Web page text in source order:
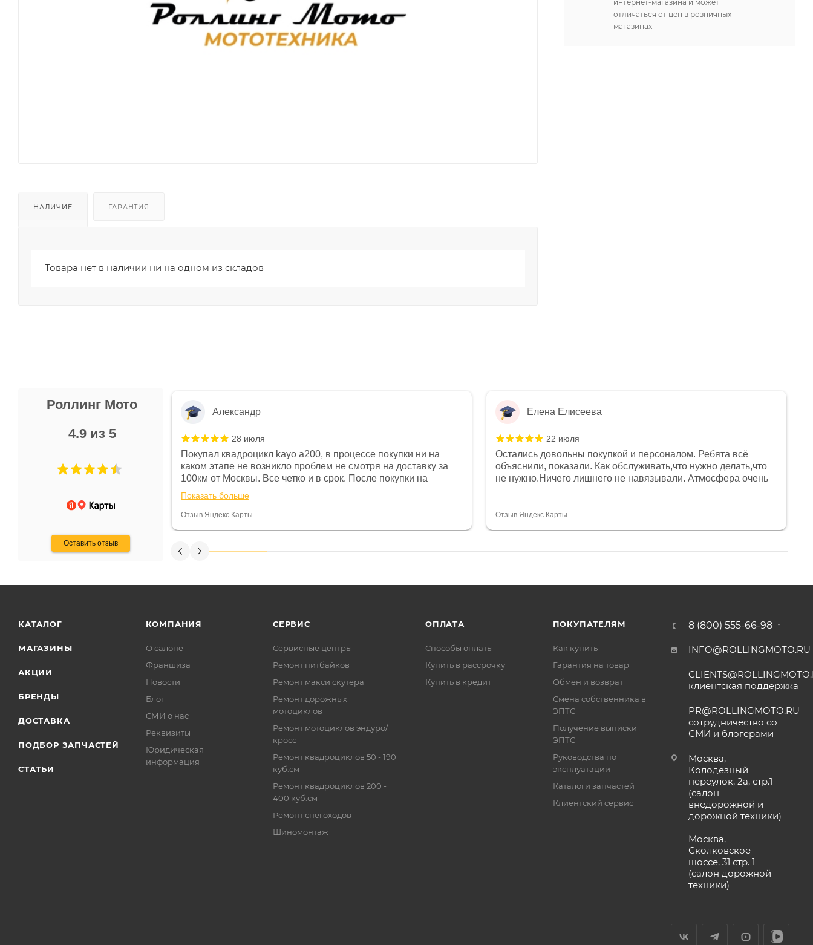
НАЛИЧИЕ ГАРАНТИЯ
Товара нет в наличии ни на одном из складов
интернет-магазина и может
отличаться от цен в розничных
магазинах
Роллинг Мото
4.9 из 5
Оставить отзыв
Не понравились условия
и дают только на год)
Александр
28 июля
Покупал квадроцикл kayo a200, в процессе покупки ни на
каком этапе не возникло проблем не смотря на доставку за
100км от Москвы. Все четко и в срок. После покупки на
спидометре всегда был 0, при этом представители магазина
постоянно были на связи и в итоге проблема была решена.
Считаю, что это говорит о небезразличии к клиенту после
Показать больше
Отзыв Яндекс.Карты
Елена Елисеева
22 июля
Остались довольны покупкой и персоналом. Ребята всё
объяснили, показали. Как обслуживать,что нужно делать,что
не нужно.Ничего лишнего не навязывали. Атмосфера очень
огромное спасибо Дмитрию, за клиентоориентированность и
Отзыв Яндекс.Карты
КАТАЛОГ
МАГАЗИНЫ
АКЦИИ
БРЕНДЫ
ДОСТАВКА
ПОДБОР ЗАПЧАСТЕЙ
СТАТЬИ
КОМПАНИЯ
О салоне
Франшиза
Новости
Блог
СМИ о нас
Реквизиты
Юридическая
информация
СЕРВИС
Сервисные центры
Ремонт питбайков
Ремонт макси скутера
Ремонт дорожных
мотоциклов
Ремонт мотоциклов эндуро/
кросс
Ремонт квадроциклов 50 - 190
куб.см
Ремонт квадроциклов 200 -
400 куб.см
Ремонт снегоходов
Шиномонтаж
ОПЛАТА
Способы оплаты
Купить в рассрочку
Купить в кредит
ПОКУПАТЕЛЯМ
Как купить
Гарантия на товар
Обмен и возврат
Смена собственника в
ЭПТС
Получение выписки
ЭПТС
Руководства по
эксплуатации
Каталоги запчастей
Клиентский сервис
8 (800) 555-66-98
INFO@ROLLINGMOTO.RU
клиентская поддержка
PR@ROLLINGMOTO.RU
сотрудничество со
СМИ и блогерами
Москва,
Колодезный
переулок, 2а, стр.1
(салон
внедорожной и
дорожной техники)
Москва,
Сколковское
шоссе, 31 стр. 1
(салон дорожной
техники)